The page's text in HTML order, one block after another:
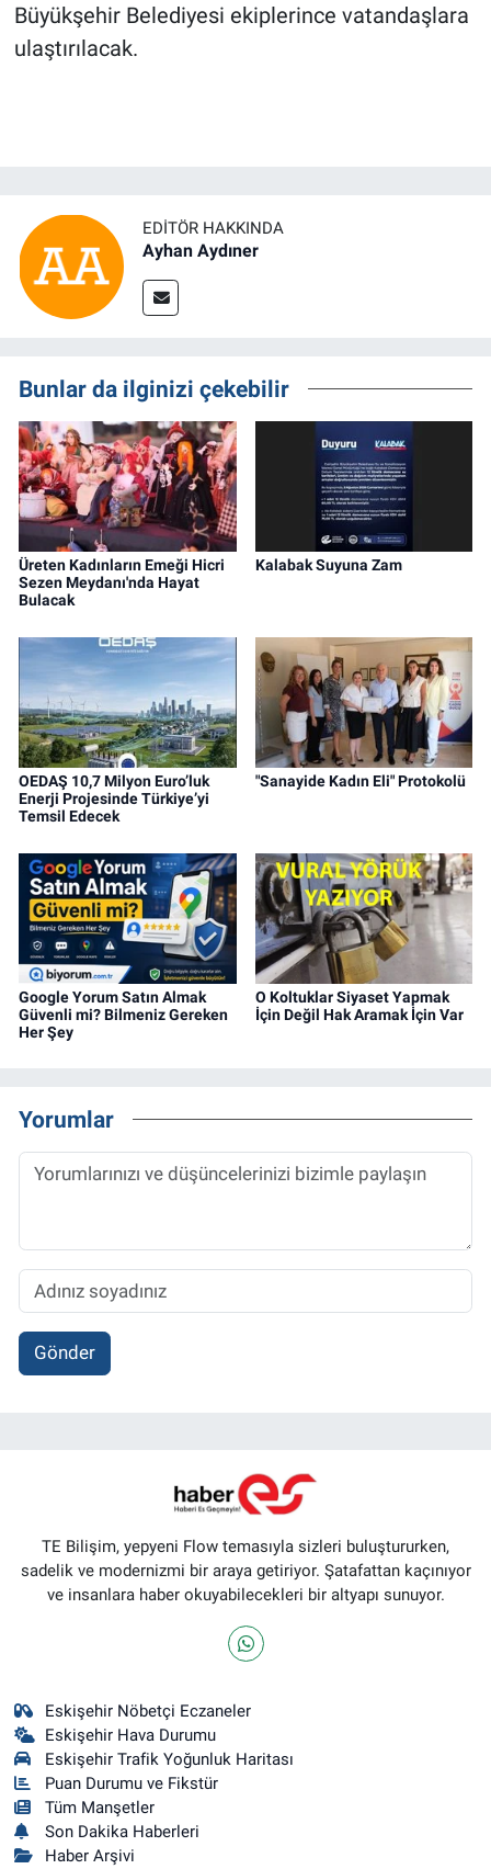
Büyükşehir Belediyesi ekiplerince vatandaşlara
ulaştırılacak.
EDITÖR HAKKINDA
Ayhan Aydıner
Bunlar da ilginizi çekebilir
Üreten Kadınların Emeği Hicri
Sezen Meydanı'nda Hayat
Bulacak
Kalabak Suyuna Zam
OEDAŞ 10,7 Milyon Euro’luk
Enerji Projesinde Türkiye’yi
Temsil Edecek
"Sanayide Kadın Eli" Protokolü
Google Yorum Satın Almak
Güvenli mi? Bilmeniz Gereken
Her Şey
O Koltuklar Siyaset Yapmak
İçin Değil Hak Aramak İçin Var
Yorumlar
Gönder
TE Bilişim, yepyeni Flow temasıyla sizleri buluştururken,
sadelik ve modernizmi bir araya getiriyor. Şatafattan kaçınıyor
ve insanlara haber okuyabilecekleri bir altyapı sunuyor.
Eskişehir Nöbetçi Eczaneler
Eskişehir Hava Durumu
Eskişehir Trafik Yoğunluk Haritası
Puan Durumu ve Fikstür
Tüm Manşetler
Son Dakika Haberleri
Haber Arşivi